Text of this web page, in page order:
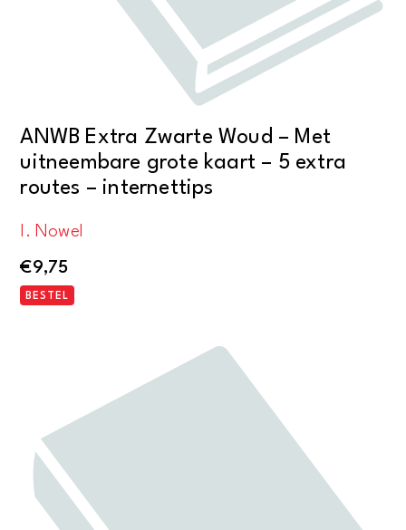
ANWB Extra Zwarte Woud – Met
uitneembare grote kaart – 5 extra
routes – internettips
I. Nowel
€9,75
BESTEL